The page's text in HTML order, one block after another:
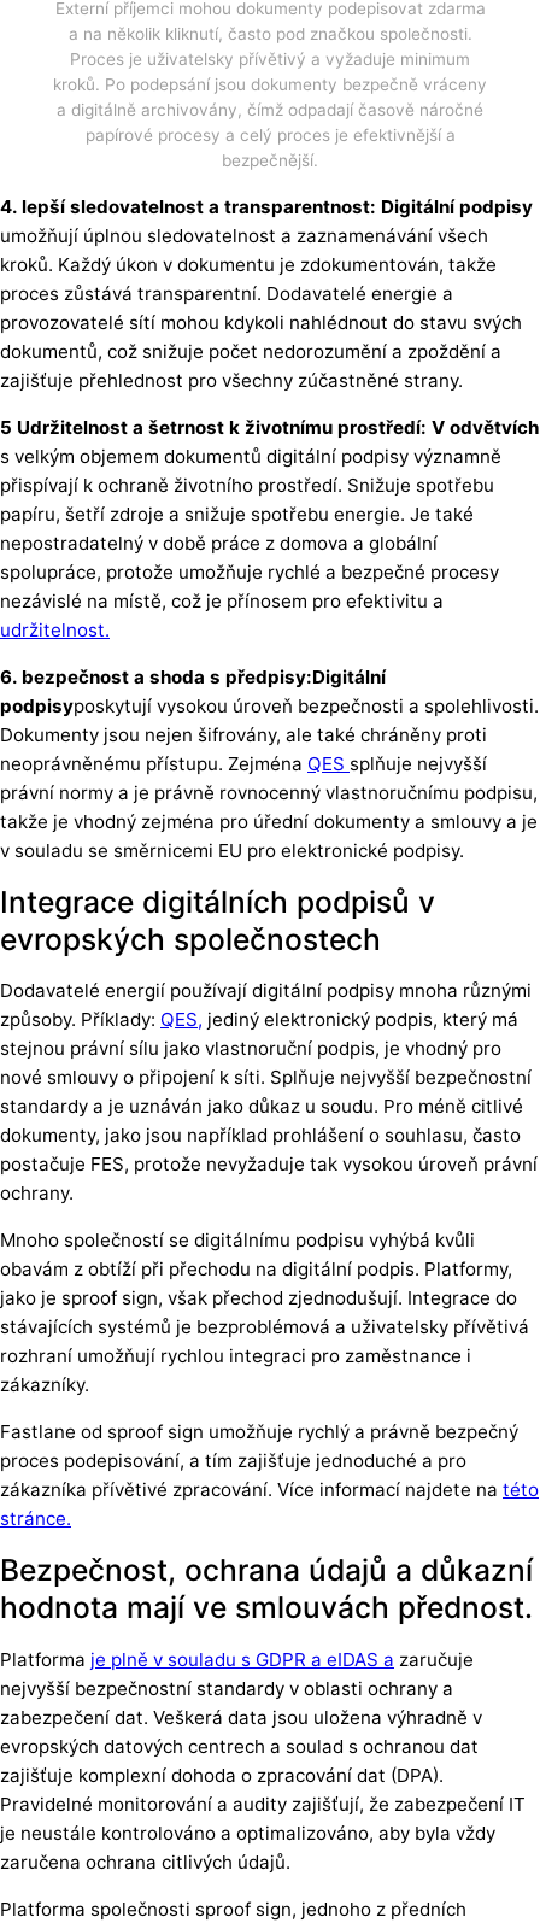
Externí příjemci mohou dokumenty podepisovat zdarma
a na několik kliknutí, často pod značkou společnosti.
Proces je uživatelsky přívětivý a vyžaduje minimum
kroků. Po podepsání jsou dokumenty bezpečně vráceny
a digitálně archivovány, čímž odpadají časově náročné
papírové procesy a celý proces je efektivnější a
bezpečnější.
4. lepší sledovatelnost a transparentnost: Digitální podpisy
umožňují úplnou sledovatelnost a zaznamenávání všech
kroků. Každý úkon v dokumentu je zdokumentován, takže
proces zůstává transparentní. Dodavatelé energie a
provozovatelé sítí mohou kdykoli nahlédnout do stavu svých
dokumentů, což snižuje počet nedorozumění a zpoždění a
zajišťuje přehlednost pro všechny zúčastněné strany.
5 Udržitelnost a šetrnost k životnímu prostředí: V odvětvích
s velkým objemem dokumentů digitální podpisy významně
přispívají k ochraně životního prostředí. Snižuje spotřebu
papíru, šetří zdroje a snižuje spotřebu energie. Je také
nepostradatelný v době práce z domova a globální
spolupráce, protože umožňuje rychlé a bezpečné procesy
nezávislé na místě, což je přínosem pro efektivitu a
udržitelnost.
6. bezpečnost a shoda s předpisy:Digitální
podpisyposkytují vysokou úroveň bezpečnosti a spolehlivosti.
Dokumenty jsou nejen šifrovány, ale také chráněny proti
neoprávněnému přístupu. Zejména QES splňuje nejvyšší
právní normy a je právně rovnocenný vlastnoručnímu podpisu,
takže je vhodný zejména pro úřední dokumenty a smlouvy a je
v souladu se směrnicemi EU pro elektronické podpisy.
Integrace digitálních podpisů v
evropských společnostech
Dodavatelé energií používají digitální podpisy mnoha různými
způsoby. Příklady: QES, jediný elektronický podpis, který má
stejnou právní sílu jako vlastnoruční podpis, je vhodný pro
nové smlouvy o připojení k síti. Splňuje nejvyšší bezpečnostní
standardy a je uznáván jako důkaz u soudu. Pro méně citlivé
dokumenty, jako jsou například prohlášení o souhlasu, často
postačuje FES, protože nevyžaduje tak vysokou úroveň právní
ochrany.
Mnoho společností se digitálnímu podpisu vyhýbá kvůli
obavám z obtíží při přechodu na digitální podpis. Platformy,
jako je sproof sign, však přechod zjednodušují. Integrace do
stávajících systémů je bezproblémová a uživatelsky přívětivá
rozhraní umožňují rychlou integraci pro zaměstnance i
zákazníky.
Fastlane od sproof sign umožňuje rychlý a právně bezpečný
proces podepisování, a tím zajišťuje jednoduché a pro
zákazníka přívětivé zpracování. Více informací najdete na této
stránce.
Bezpečnost, ochrana údajů a důkazní
hodnota mají ve smlouvách přednost.
Platforma je plně v souladu s GDPR a eIDAS a zaručuje
nejvyšší bezpečnostní standardy v oblasti ochrany a
zabezpečení dat. Veškerá data jsou uložena výhradně v
evropských datových centrech a soulad s ochranou dat
zajišťuje komplexní dohoda o zpracování dat (DPA).
Pravidelné monitorování a audity zajišťují, že zabezpečení IT
je neustále kontrolováno a optimalizováno, aby byla vždy
zaručena ochrana citlivých údajů.
Platforma společnosti sproof sign, jednoho z předních